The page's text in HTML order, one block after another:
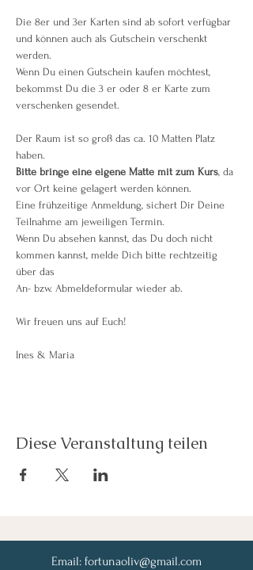
Die 8er und 3er Karten sind ab sofort verfügbar
und können auch als Gutschein verschenkt
werden.
Wenn Du einen Gutschein kaufen möchtest,
bekommst Du die 3 er oder 8 er Karte zum
verschenken gesendet.
Der Raum ist so groß das ca. 10 Matten Platz
haben.
Bitte bringe eine eigene Matte mit zum Kurs, da
vor Ort keine gelagert werden können.
Eine frühzeitige Anmeldung, sichert Dir Deine
Teilnahme am jeweiligen Termin.
Wenn Du absehen kannst, das Du doch nicht
kommen kannst, melde Dich bitte rechtzeitig
über das
An- bzw. Abmeldeformular wieder ab.
Wir freuen uns auf Euch!
Ines & Maria
Diese Veranstaltung teilen
Email: fortunaoliv@gmail.com